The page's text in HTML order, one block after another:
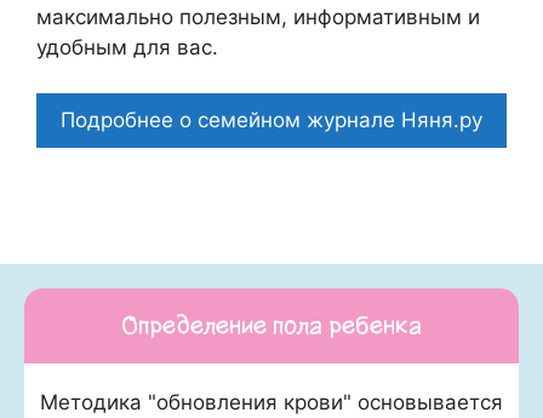
максимально полезным, информативным и
удобным для вас.
Подробнее о семейном журнале Няня.ру
Определение пола ребенка
Методика "обновления крови" основывается